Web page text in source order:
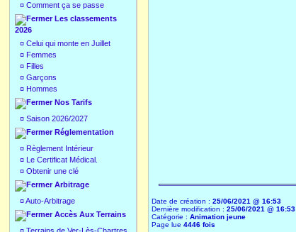
¤ Comment ça se passe
Les classements
2026
¤ Celui qui monte en Juillet
¤ Femmes
¤ Filles
¤ Garçons
¤ Hommes
Nos Tarifs
¤ Saison 2026/2027
Réglementation
¤ Règlement Intérieur
¤ Le Certificat Médical.
¤ Obtenir une clé
Arbitrage
¤Auto-Arbitrage
Accès Aux Terrains
Date de création : 25/06/2021 @ 16:53
Dernière modification : 25/06/2021 @ 16:53
Catégorie : Animation jeune
Page lue 4446 fois